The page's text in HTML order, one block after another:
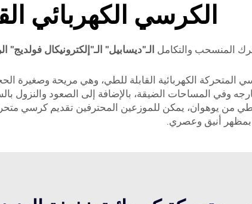
الكرسي الكهربائي
المنسحب والتكامل الـ"ديسابيل" الـ"إلكترونيكال فولديج"
الكهربائية القابلة للطي، وهي مريحة وصغيرة
وفي المساحات الضيقة، بالإضافة إلى الصعود والنزول
للطي من يوهوان، يمكن للموزعين المحترفين تقديم كرسي
أنيق وعصري.